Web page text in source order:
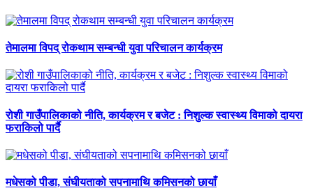
तेमालमा विपद् रोकथाम सम्बन्धी युवा परिचालन कार्यक्रम
रोशी गाउँपालिकाको नीति, कार्यक्रम र बजेट : निशुल्क स्वास्थ्य विमाको दायरा
फराकिलो पार्दै
मधेसको पीडा, संघीयताको सपनामाथि कमिसनको छायाँ